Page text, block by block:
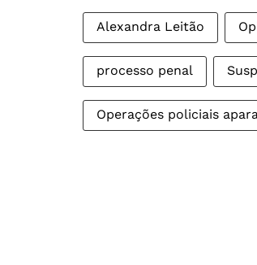
Alexandra Leitão
processo penal
Operações policiais